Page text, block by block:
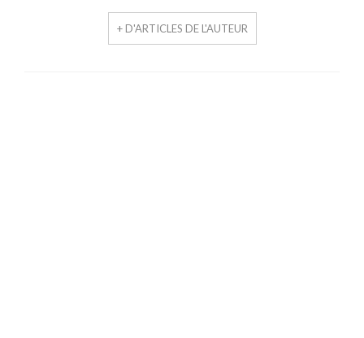
+ D'ARTICLES DE L'AUTEUR